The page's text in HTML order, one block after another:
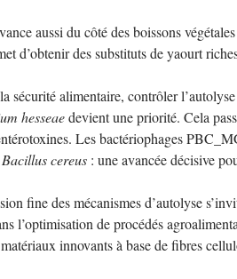
aussi du côté des boissons
d’obtenir des substituts de yaourt
sécurité alimentaire, contrôler
hesseaedevient une priorité. Cela
Les bactériophages
Bacillus cereus : une avancée décisive
fine des mécanismes d’autolyse
l’optimisation de procédés
innovants à base de fibres